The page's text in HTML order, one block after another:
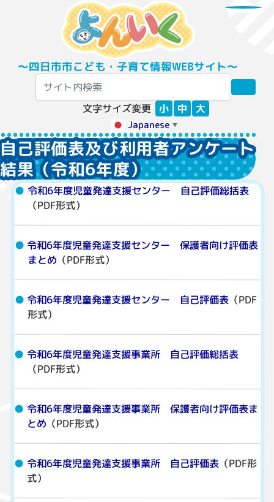
〜四日市市こども・子育て情報WEBサイト〜
文字サイズ変更 小 中 大
Japanese ▼
自己評価表及び利用者アンケート
結果（令和6年度）
令和6年度児童発達支援センター 自己評価総括表
（PDF形式）
令和6年度児童発達支援センター 保護者向け評価表
まとめ （PDF形式）
令和6年度児童発達支援センター 自己評価表 （PDF
形式）
令和6年度児童発達支援事業所 自己評価総括表
（PDF形式）
令和6年度児童発達支援事業所 保護者向け評価表ま
とめ （PDF形式）
令和6年度児童発達支援事業所 自己評価表（PDF形
式）